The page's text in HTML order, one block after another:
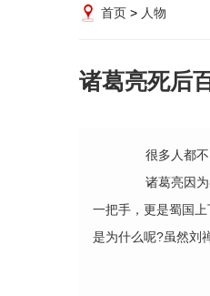
首页 > 人物
诸葛亮死后
很多人都不了
诸葛亮因为各
一把手，更是蜀国
是为什么呢?虽然刘